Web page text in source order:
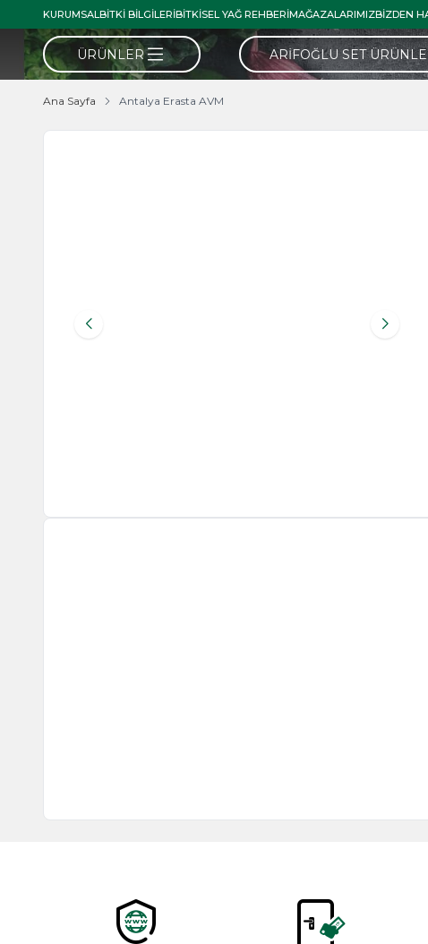
KURUMSALBITKI BILGILERIBITKISEL YAĞ REHBERIMAĞAZALARIMIZBIZDEN
ÜRÜNLER ARIFOĞLU SET
Ana Sayfa Antalya Erasta AVM